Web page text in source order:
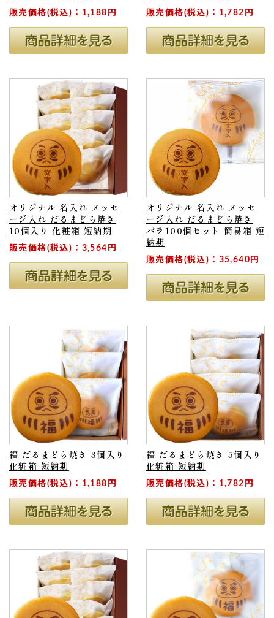
販売価格(税込)：1,188円 販売価格(税込)：1,782円
オリジナル 名入れ メッセ
ージ入れ だるまどら焼き
10個入り 化粧箱 短納期
販売価格(税込)：3,564円
オリジナル 名入れ メッセ
ージ入れ だるまどら焼き
バラ100個セット 簡易箱 短
納期
販売価格(税込)：35,640円
福 だるまどら焼き 3個入り
化粧箱 短納期
販売価格(税込)：1,188円
福 だるまどら焼き 5個入り
化粧箱 短納期
販売価格(税込)：1,782円